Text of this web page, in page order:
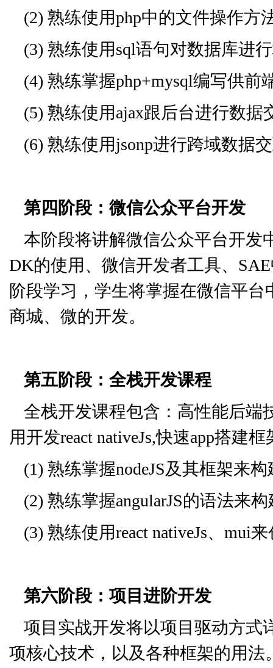
(2) 熟练使用php中的文件操作方
(3) 熟练使用sql语句对数据库进
(4) 熟练掌握php+mysql编写供前
(5) 熟练使用ajax跟后台进行数据
(6) 熟练使用jsonp进行跨域数据
第四阶段：微信公众平台开发
本阶段将讲解微信公众平台开发
DK的使用、微信开发者工具、
阶段学习，学生将掌握在微信平
商城、微的开发。
第五阶段：全栈开发课程
全栈开发课程包含：高性能后端
用开发react nativeJs,快速app搭建
(1) 熟练掌握nodeJS及其框架来
(2) 熟练掌握angularJS的语法来
(3) 熟练使用react nativeJs、mui
第六阶段：项目进阶开发
项目实战开发将以项目驱动方式
项核心技术，以及各种框架的用法